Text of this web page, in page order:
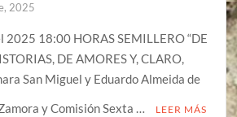
2025
2025 18:00 HORAS SEMILLERO “DE
DE AMORES Y, CLARO,
San Miguel y Eduardo Almeida de
y Comisión Sexta …
LEER MÁS